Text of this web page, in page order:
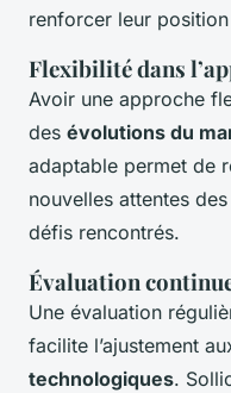
renforcer leur
Flexibilité dans
Avoir une approche
des évolutions du
adaptable permet de
nouvelles attentes
défis rencontrés.
Évaluation
Une évaluation
facilite l’ajustement
technologiques.